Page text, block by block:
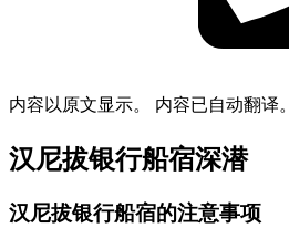
内容以原文显示。 内容已自动翻译。
汉尼拔银行船宿深潜
汉尼拔银行船宿的注意事项